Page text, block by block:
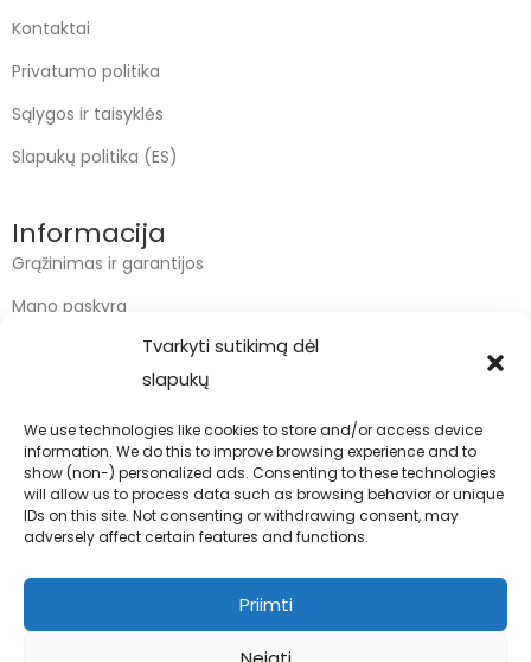
Tvarkyti sutikimą dėl
slapukų
We use technologies like cookies to store and/or access device
information. We do this to improve browsing experience and to
show (non-) personalized ads. Consenting to these technologies
will allow us to process data such as browsing behavior or unique
IDs on this site. Not consenting or withdrawing consent, may
adversely affect certain features and functions.
Priimti
Kontaktai
Privatumo politika
Sąlygos ir taisyklės
Slapukų politika (ES)
Informacija
Grąžinimas ir garantijos
Mano paskyra
Kontaktai
info@bodyfoodas.lt
+370 600 77017